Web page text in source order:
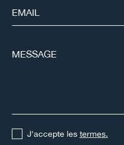
J'accepte les termes.